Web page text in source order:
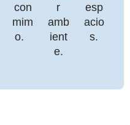
con
mim
o.
r
amb
ient
e.
esp
acio
s.